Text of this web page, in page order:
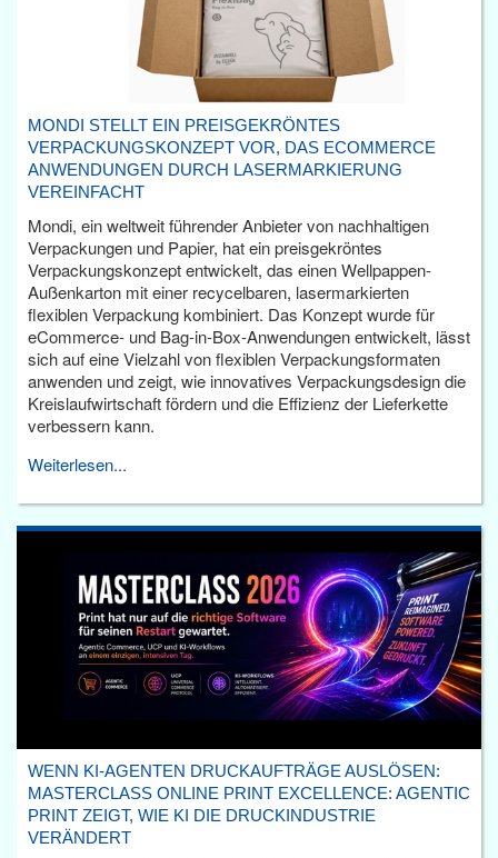
MONDI STELLT EIN PREISGEKRÖNTES
VERPACKUNGSKONZEPT VOR, DAS ECOMMERCE
ANWENDUNGEN DURCH LASERMARKIERUNG
VEREINFACHT
Mondi, ein weltweit führender Anbieter von nachhaltigen
Verpackungen und Papier, hat ein preisgekröntes
Verpackungskonzept entwickelt, das einen Wellpappen-
Außenkarton mit einer recycelbaren, lasermarkierten
flexiblen Verpackung kombiniert. Das Konzept wurde für
eCommerce- und Bag-in-Box-Anwendungen entwickelt, lässt
sich auf eine Vielzahl von flexiblen Verpackungsformaten
anwenden und zeigt, wie innovatives Verpackungsdesign die
Kreislaufwirtschaft fördern und die Effizienz der Lieferkette
verbessern kann.
Weiterlesen...
WENN KI-AGENTEN DRUCKAUFTRÄGE AUSLÖSEN:
MASTERCLASS ONLINE PRINT EXCELLENCE: AGENTIC
PRINT ZEIGT, WIE KI DIE DRUCKINDUSTRIE
VERÄNDERT